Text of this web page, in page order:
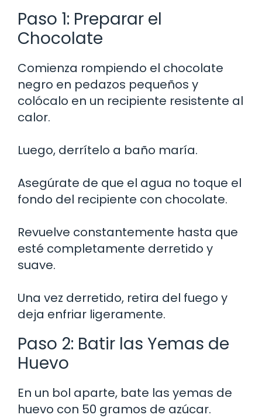
Paso 1: Preparar el
Chocolate
Comienza rompiendo el chocolate
negro en pedazos pequeños y
colócalo en un recipiente resistente al
calor.
Luego, derrítelo a baño maría.
Asegúrate de que el agua no toque el
fondo del recipiente con chocolate.
Revuelve constantemente hasta que
esté completamente derretido y
suave.
Una vez derretido, retira del fuego y
deja enfriar ligeramente.
Paso 2: Batir las Yemas de
Huevo
En un bol aparte, bate las yemas de
huevo con 50 gramos de azúcar.